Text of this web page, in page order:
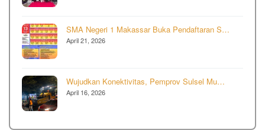
SMA Negeri 1 Makassar Buka Pendaftaran S…
April 21, 2026
Wujudkan Konektivitas, Pemprov Sulsel Mu…
April 16, 2026